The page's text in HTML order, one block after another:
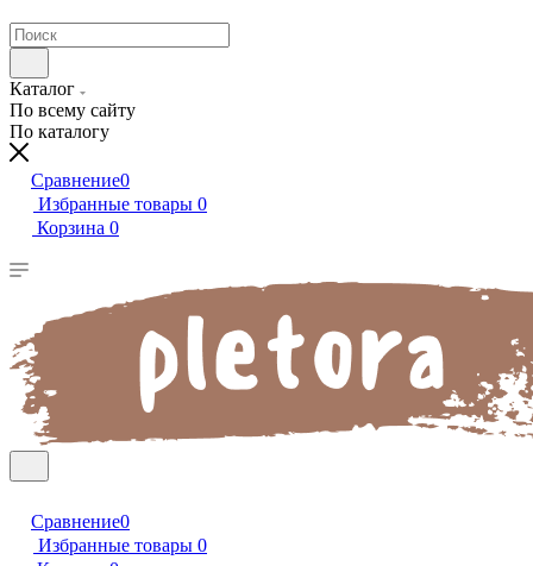
Каталог
По всему сайту
По каталогу
Сравнение0
Избранные товары 0
Корзина 0
Сравнение0
Избранные товары 0